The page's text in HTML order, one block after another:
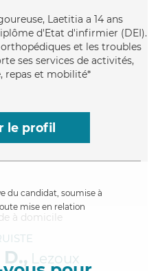
Laetitia a 14 ans
d'Etat d'infirmier (DEI).
et les troubles
ses services de activités,
repas et mobilité*
le profil
du candidat, soumise à
mise en relation
Lezoux